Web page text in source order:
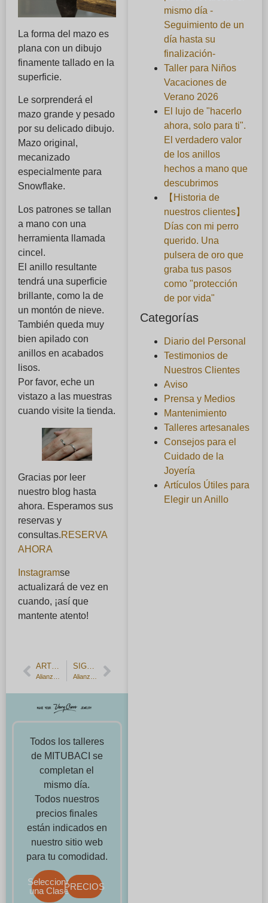
La forma del mazo es
plana con un dibujo
finamente tallado en la
superficie.
Le sorprenderá el
mazo grande y pesado
por su delicado dibujo.
Mazo original,
mecanizado
especialmente para
Snowflake.
Los patrones se tallan
a mano con una
herramienta llamada
cincel.
El anillo resultante
tendrá una superficie
brillante, como la de
un montón de nieve.
También queda muy
bien apilado con
anillos en acabados
lisos.
Por favor, eche un
vistazo a las muestras
cuando visite la tienda.
Gracias por leer
nuestro blog hasta
ahora. Esperamos sus
reservas y
consultas.RESERVA
AHORA
Instagramse
actualizará de vez en
cuando, ¡así que
mantente atento!
ARTÍCULO ANTERIOR SIGUIENTE ARTÍCULO
Todos los talleres
de MITUBACI se
completan el
mismo día.
Todos nuestros
precios finales
están indicados en
nuestro sitio web
para tu comodidad.
Selecciona
una ClasePRECIOS
mismo día -
Seguimiento de un
día hasta su
finalización-
Taller para Niños
Vacaciones de
Verano 2026
El lujo de "hacerlo
ahora, solo para ti".
El verdadero valor
de los anillos
hechos a mano que
descubrimos
【Historia de
nuestros clientes】
Días con mi perro
querido. Una
pulsera de oro que
graba tus pasos
como "protección
de por vida"
Categorías
Diario del Personal
Testimonios de
Nuestros Clientes
Aviso
Prensa y Medios
Mantenimiento
Talleres artesanales
Consejos para el
Cuidado de la
Joyería
Artículos Útiles para
Elegir un Anillo